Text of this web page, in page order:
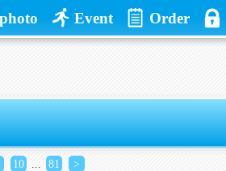
photo Event Order
10 81 >